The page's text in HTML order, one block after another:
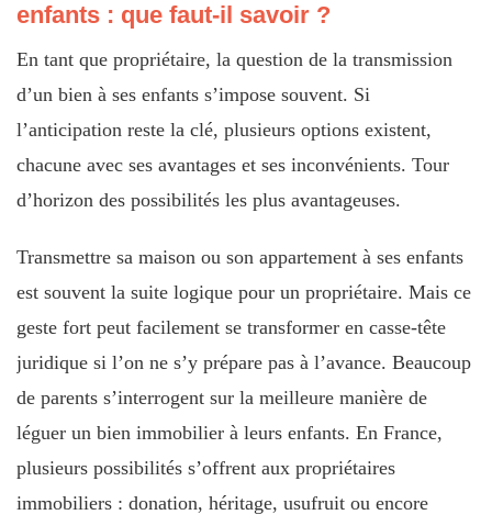
enfants : que faut-il savoir ?
En tant que propriétaire, la question de la transmission
d’un bien à ses enfants s’impose souvent. Si
l’anticipation reste la clé, plusieurs options existent,
chacune avec ses avantages et ses inconvénients. Tour
d’horizon des possibilités les plus avantageuses.
Transmettre sa maison ou son appartement à ses enfants
est souvent la suite logique pour un propriétaire. Mais ce
geste fort peut facilement se transformer en casse-tête
juridique si l’on ne s’y prépare pas à l’avance. Beaucoup
de parents s’interrogent sur la meilleure manière de
léguer un bien immobilier à leurs enfants. En France,
plusieurs possibilités s’offrent aux propriétaires
immobiliers : donation, héritage, usufruit ou encore